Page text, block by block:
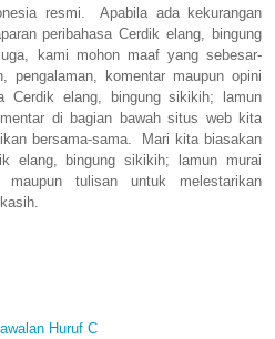
resmi. Apabila ada kekurangan
peribahasa Cerdik elang, bingung
kami mohon maaf yang sebesar-
pengalaman, komentar maupun opini
Cerdik elang, bingung sikikih; lamun
di bagian bawah situs web kita
bersama-sama. Mari kita biasakan
elang, bingung sikikih; lamun murai
tulisan untuk melestarikan
Huruf C